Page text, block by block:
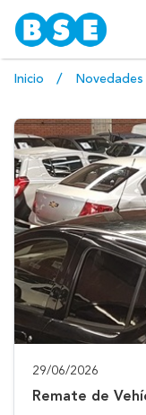
Inicio Novedades
29/06/2026
Remate de